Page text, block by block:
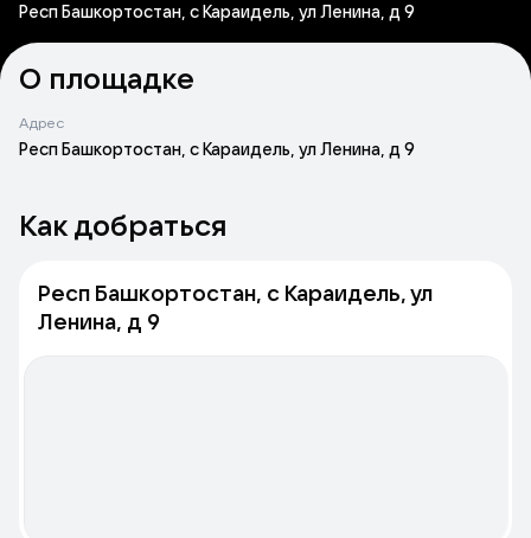
Респ Башкортостан, с Караидель, ул Ленина, д 9
О площадке
Адрес
Респ Башкортостан, с Караидель, ул Ленина, д 9
Как добраться
Респ Башкортостан, с Караидель, ул
Ленина, д 9